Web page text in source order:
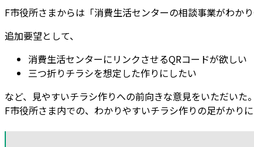
F市役所さまからは「消費生活センターの相談事業がわか
追加要望として、
消費生活センターにリンクさせるQRコードが欲しい
三つ折りチラシを想定した作りにしたい
など、見やすいチラシ作りへの前向きな意見をいただいた。
F市役所さま内での、わかりやすいチラシ作りの足がかりに